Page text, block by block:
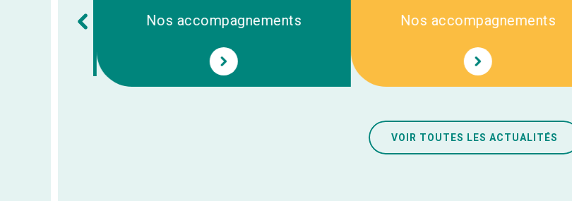
Nos accompagnements Nos accompagnements
VOIR TOUTES LES ACTUALITÉS